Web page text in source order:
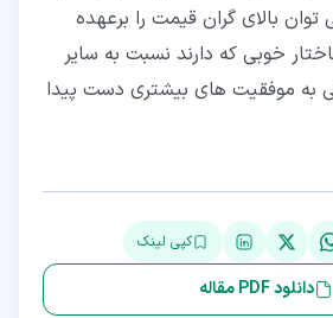
توان بالای گران قیمت را برعهده
خوبی که دارند نسبت به سایر
به موفقیت های بیشتری دست پیدا
کپی لینک
دانلود PDF مقاله